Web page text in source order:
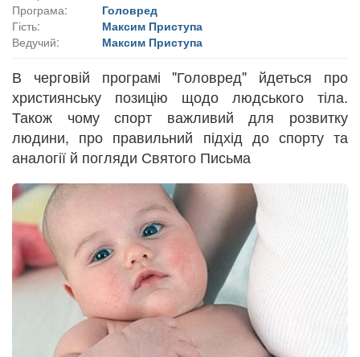
Програма:
Головред
Гість:
Максим Приступа
Ведучий:
Максим Приступа
В черговій програмі "Головред" йдеться про
християнську позицію щодо людського тіла.
Також чому спорт важливий для розвитку
людини, про правильний підхід до спорту та
аналогії й погляди Святого Письма